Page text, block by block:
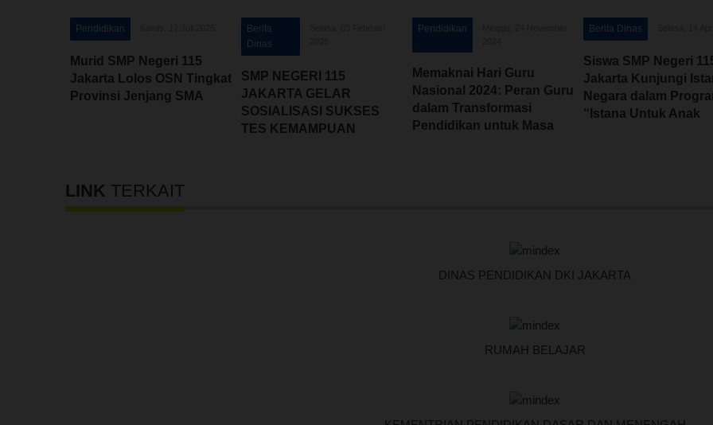
Pendidikan
Murid SMP Negeri 115
Jakarta Lolos OSN Tingkat
Provinsi Jenjang SMA
Berita
Dinas
SMP NEGERI 115
JAKARTA GELAR
SOSIALISASI SUKSES
TES KEMAMPUAN
Pendidikan
Memaknai Hari Guru
Nasional 2024: Peran Guru
dalam Transformasi
Pendidikan untuk Masa
Berita Dinas
Siswa SMP Negeri
Jakarta Kunjungi
Negara dalam
“Istana Untuk Anak
LINK TERKAIT
DINAS PENDIDIKAN DKI JAKARTA
RUMAH BELAJAR